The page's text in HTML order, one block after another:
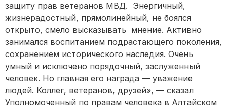
защиту прав ветеранов МВД. Энергичный,
жизнерадостный, прямолинейный, не боялся
открыто, смело высказывать мнение. Активно
занимался воспитанием подрастающего поколения,
сохранением исторического наследия. Очень
умный и исключено порядочный, заслуженный
человек. Но главная его награда — уважение
людей. Коллег, ветеранов, друзей», — сказал
Уполномоченный по правам человека в Алтайском